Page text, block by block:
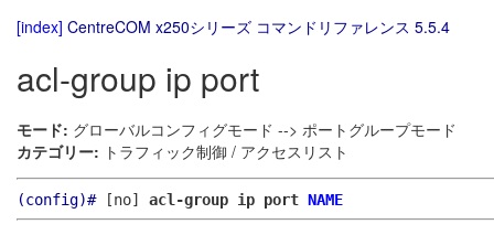
[index] CentreCOM x250シリーズ コマンドリファレンス 5.5.4
acl-group ip port
モード: グローバルコンフィグモード --> ポートグループモード
カテゴリー: トラフィック制御 / アクセスリスト
(config)#[no] acl-group ip port NAME